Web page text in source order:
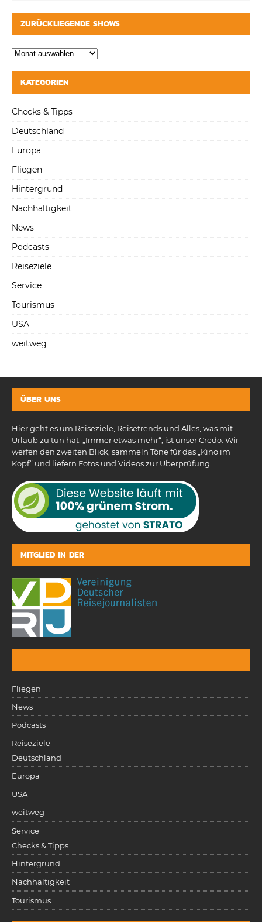
ZURÜCKLIEGENDE SHOWS
KATEGORIEN
Checks & Tipps
Deutschland
Europa
Fliegen
Hintergrund
Nachhaltigkeit
News
Podcasts
Reiseziele
Service
Tourismus
USA
weitweg
ÜBER UNS
Hier geht es um Reiseziele, Reisetrends und Alles, was mit
Urlaub zu tun hat. „Immer etwas mehr“, ist unser Credo. Wir
werfen den zweiten Blick, sammeln Töne für das „Kino im
Kopf“ und liefern Fotos und Videos zur Überprüfung.
MITGLIED IN DER
Fliegen
News
Podcasts
Reiseziele
Deutschland
Europa
USA
weitweg
Service
Checks & Tipps
Hintergrund
Nachhaltigkeit
Tourismus